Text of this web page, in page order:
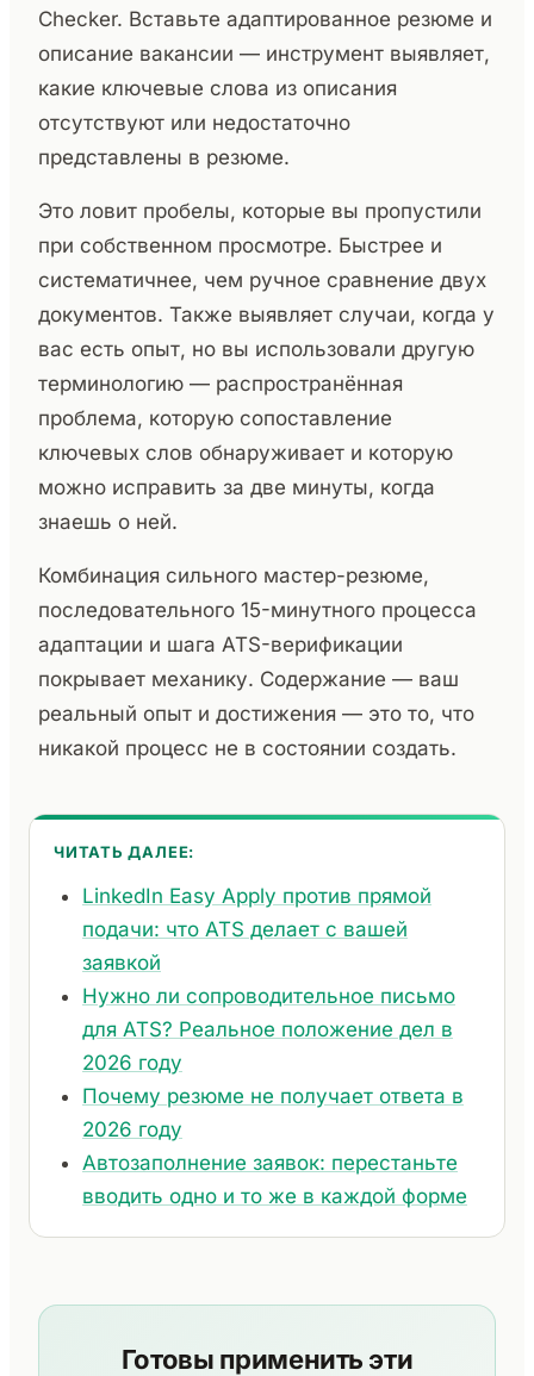
Checker. Вставьте адаптированное резюме и
описание вакансии — инструмент выявляет,
какие ключевые слова из описания
отсутствуют или недостаточно
представлены в резюме.
Это ловит пробелы, которые вы пропустили
при собственном просмотре. Быстрее и
систематичнее, чем ручное сравнение двух
документов. Также выявляет случаи, когда у
вас есть опыт, но вы использовали другую
терминологию — распространённая
проблема, которую сопоставление
ключевых слов обнаруживает и которую
можно исправить за две минуты, когда
знаешь о ней.
Комбинация сильного мастер-резюме,
последовательного 15-минутного процесса
адаптации и шага ATS-верификации
покрывает механику. Содержание — ваш
реальный опыт и достижения — это то, что
никакой процесс не в состоянии создать.
ЧИТАТЬ ДАЛЕЕ:
LinkedIn Easy Apply против прямой
подачи: что ATS делает с вашей
заявкой
Нужно ли сопроводительное письмо
для ATS? Реальное положение дел в
2026 году
Почему резюме не получает ответа в
2026 году
Автозаполнение заявок: перестаньте
вводить одно и то же в каждой форме
Готовы применить эти